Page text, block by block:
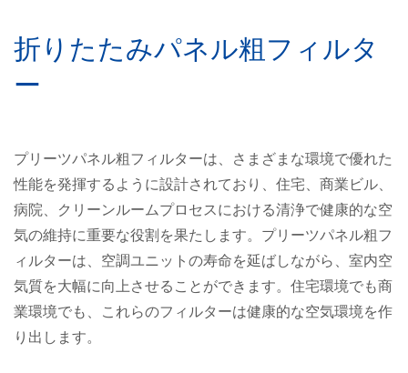
折りたたみパネル粗フィルタ
ー
プリーツパネル粗フィルターは、さまざまな環境で優れた
性能を発揮するように設計されており、住宅、商業ビル、
病院、クリーンルームプロセスにおける清浄で健康的な空
気の維持に重要な役割を果たします。プリーツパネル粗フ
ィルターは、空調ユニットの寿命を延ばしながら、室内空
気質を大幅に向上させることができます。住宅環境でも商
業環境でも、これらのフィルターは健康的な空気環境を作
り出します。